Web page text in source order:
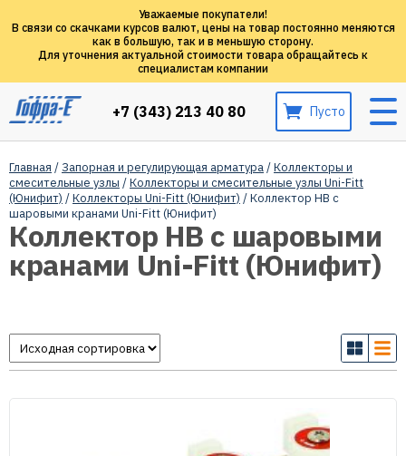
Уважаемые покупатели!
В связи со скачками курсов валют, цены на товар постоянно меняются
как в большую, так и в меньшую сторону.
Для уточнения актуальной стоимости товара обращайтесь к
специалистам компании
+7 (343) 213 40 80 Пусто
Главная /Запорная и регулирующая арматура/Коллекторы и
смесительные узлы /Коллекторы и смесительные узлы Uni-Fitt
(Юнифит) /Коллекторы Uni-Fitt (Юнифит) / Коллектор НВ с
шаровыми кранами Uni-Fitt (Юнифит)
Коллектор НВ с шаровыми
кранами Uni-Fitt (Юнифит)